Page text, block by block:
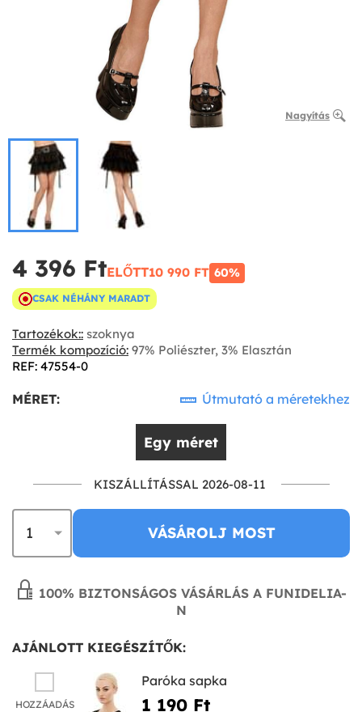
Nagyítás
4 396 Ft‎ELŐTT10 990 FT‎ 60%
CSAK NÉHÁNY MARADT
Tartozékok:: szoknya
Termék kompozíció: 97% Poliészter, 3% Elasztán
REF: 47554-0
MÉRET: Útmutató a méretekhez
Egy méret
KISZÁLLÍTÁSSAL 2026-08-11
VÁSÁROLJ MOST
100% BIZTONSÁGOS VÁSÁRLÁS A FUNIDELIA-
N
AJÁNLOTT KIEGÉSZÍTŐK:
HOZZÁADÁS
Paróka sapka
1 190 Ft‎